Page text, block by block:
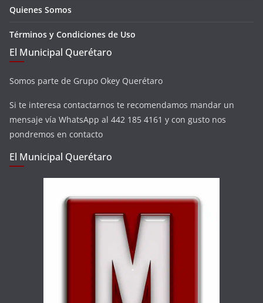
Quienes Somos
Términos y Condiciones de Uso
El Municipal Querétaro
Somos parte de Grupo Okey Querétaro
Si te interesa contactarnos te recomendamos mandar un
mensaje vía WhatsApp al 442 185 4161 y con gusto nos
pondremos en contacto
El Municipal Querétaro